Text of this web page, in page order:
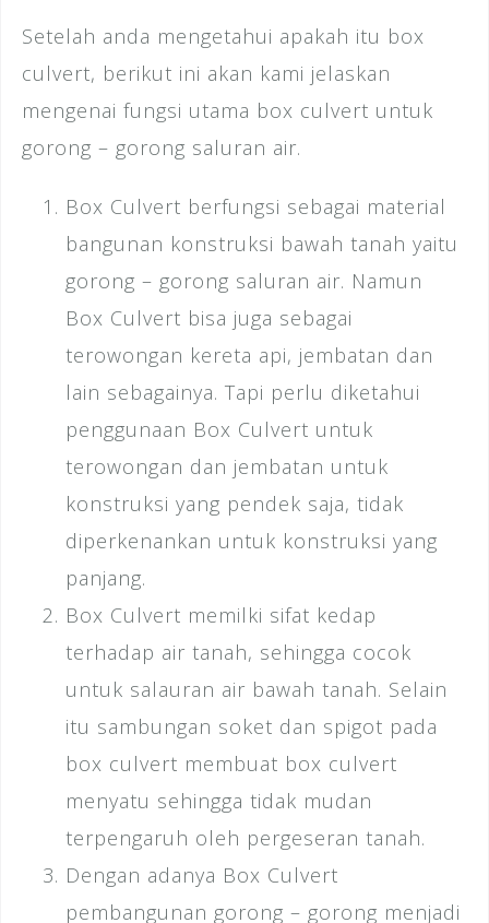
Setelah anda mengetahui apakah itu box
culvert, berikut ini akan kami jelaskan
mengenai fungsi utama box culvert untuk
gorong – gorong saluran air.
Box Culvert berfungsi sebagai material
bangunan konstruksi bawah tanah yaitu
gorong – gorong saluran air. Namun
Box Culvert bisa juga sebagai
terowongan kereta api, jembatan dan
lain sebagainya. Tapi perlu diketahui
penggunaan Box Culvert untuk
terowongan dan jembatan untuk
konstruksi yang pendek saja, tidak
diperkenankan untuk konstruksi yang
panjang.
Box Culvert memilki sifat kedap
terhadap air tanah, sehingga cocok
untuk salauran air bawah tanah. Selain
itu sambungan soket dan spigot pada
box culvert membuat box culvert
menyatu sehingga tidak mudan
terpengaruh oleh pergeseran tanah.
Dengan adanya Box Culvert
pembangunan gorong – gorong menjadi